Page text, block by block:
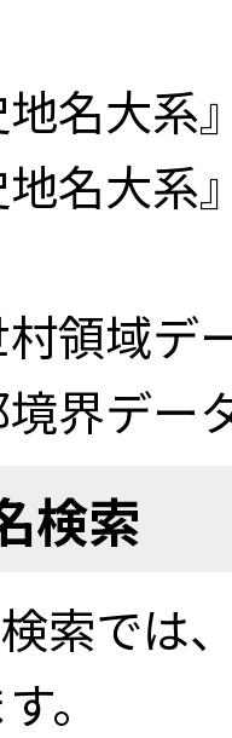
地名大
地名大
領域デ
界デー
検索
索では
。